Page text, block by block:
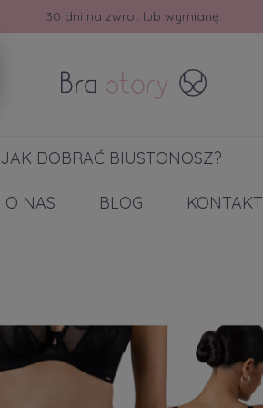
30 dni na zwrot lub wymianę.
JAK DOBRAĆ BIUSTONOSZ?
O NAS BLOG KONTAKT